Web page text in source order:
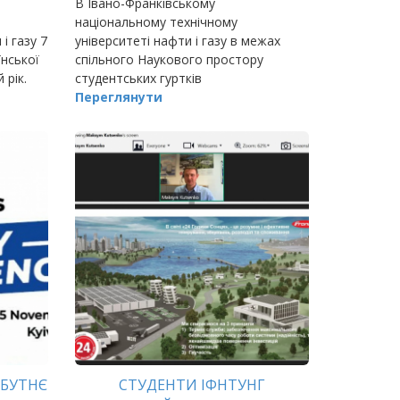
газу 7
національному технічному
університеті нафти і газу в межах
спільного Наукового простору
студентських гуртків
Переглянути
СТУДЕНТИ ІФНТУНГ